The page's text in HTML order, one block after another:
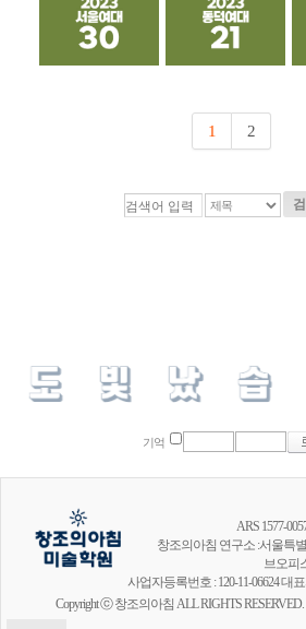
1 2
기억
ARS 1577-
창조의아침 연구소 :서울특
브오피
사업자등록번호 : 120-11-06624 대
Copyright ⓒ 창조의아침 ALL RIGHTS RESERVED.